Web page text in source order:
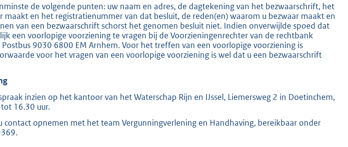
de volgende punten: uw naam en adres, de dagtekening van het bezwaarschrift, het
maakt en het registratienummer van dat besluit, de reden(en) waarom u bezwaar maakt en
van een bezwaarschrift schorst het genomen besluit niet. Indien onverwijlde spoed dat
een voorlopige voorziening te vragen bij de Voorzieningenrechter van de rechtbank
9030 6800 EM Arnhem. Voor het treffen van een voorlopige voorziening is
voor het vragen van een voorlopige voorziening is wel dat u een bezwaarschrift
inzien op het kantoor van het Waterschap Rijn en IJssel, Liemersweg 2 in Doetinchem,
16.30 uur.
opnemen met het team Vergunningverlening en Handhaving, bereikbaar onder